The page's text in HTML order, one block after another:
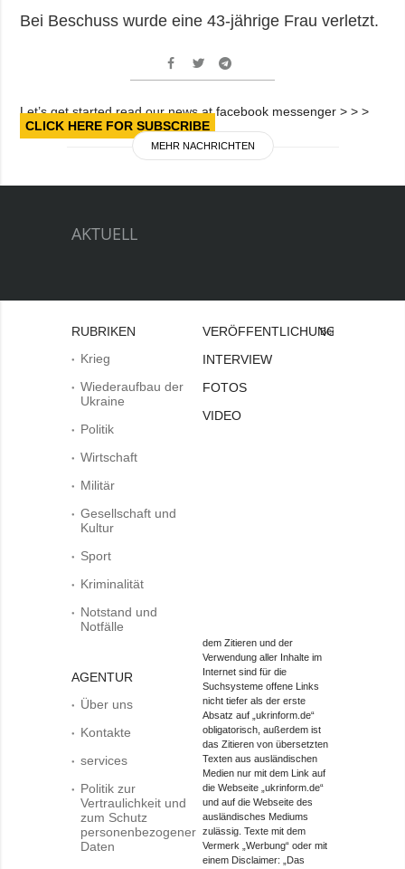
Bei Beschuss wurde eine 43-jährige Frau verletzt.
Let’s get started read our news at facebook messenger > > >
CLICK HERE FOR SUBSCRIBE
MEHR NACHRICHTEN
AKTUELL
RUBRIKEN
Krieg
Wiederaufbau der
Ukraine
Politik
Wirtschaft
Militär
Gesellschaft und
Kultur
Sport
Kriminalität
Notstand und
Notfälle
AGENTUR
Über uns
Kontakte
services
Politik zur
Vertraulichkeit und
zum Schutz
personenbezogener
Daten
VERÖFFENTLICHUNGEN
INTERVIEW
FOTOS
VIDEO
Bei
dem Zitieren und der
Verwendung aller Inhalte im
Internet sind für die
Suchsysteme offene Links
nicht tiefer als der erste
Absatz auf „ukrinform.de“
obligatorisch, außerdem ist
das Zitieren von übersetzten
Texten aus ausländischen
Medien nur mit dem Link auf
die Webseite „ukrinform.de“
und auf die Webseite des
ausländisches Mediums
zulässig. Texte mit dem
Vermerk „Werbung“ oder mit
einem Disclaimer: „Das